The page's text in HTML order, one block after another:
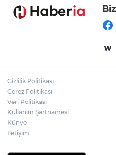
Mersin'de 4
suyu yatırımı
Türk Kayak
Gizlilik Politikası
Çerez Politikası
Veri Politikası
Kullanım Şartnamesi
Künye
İletişim